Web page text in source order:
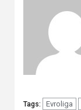
Tags: Evroliga